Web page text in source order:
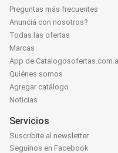
Preguntas más frecuentes
Anunciá con nosotros?
Todas las ofertas
Marcas
App de
Quiénes somos
Agregar catálogo
Noticias
Servicios
Suscribite al newsletter
Seguinos en Facebook